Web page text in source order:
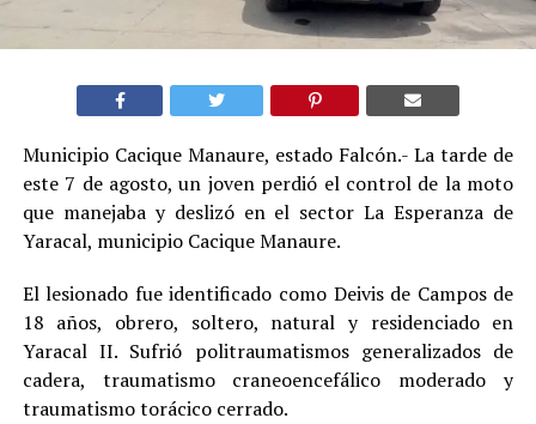
Municipio Cacique Manaure, estado Falcón.- La tarde de
este 7 de agosto, un joven perdió el control de la moto
que manejaba y deslizó en el sector La Esperanza de
Yaracal, municipio Cacique Manaure.
El lesionado fue identificado como Deivis de Campos de
18 años, obrero, soltero, natural y residenciado en
Yaracal II. Sufrió politraumatismos generalizados de
cadera, traumatismo craneoencefálico moderado y
traumatismo torácico cerrado.